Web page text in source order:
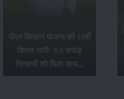
पीएम किसान योजना की 19वीं
किस्त जारी: 9.8 करोड़
किसानों को मिला लाभ...